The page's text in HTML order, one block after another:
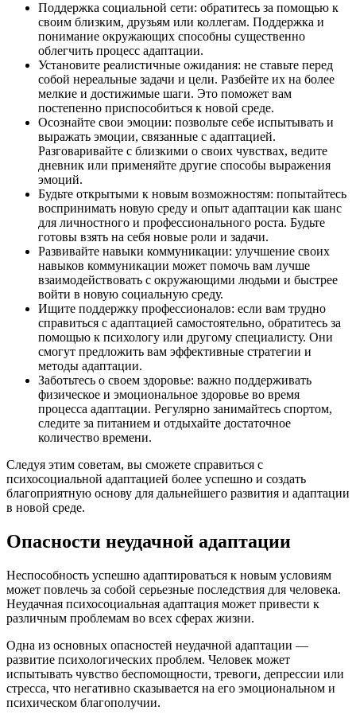
Поддержка социальной сети: обратитесь за помощью к
своим близким, друзьям или коллегам. Поддержка и
понимание окружающих способны существенно
облегчить процесс адаптации.
Установите реалистичные ожидания: не ставьте перед
собой нереальные задачи и цели. Разбейте их на более
мелкие и достижимые шаги. Это поможет вам
постепенно приспособиться к новой среде.
Осознайте свои эмоции: позвольте себе испытывать и
выражать эмоции, связанные с адаптацией.
Разговаривайте с близкими о своих чувствах, ведите
дневник или применяйте другие способы выражения
эмоций.
Будьте открытыми к новым возможностям: попытайтесь
воспринимать новую среду и опыт адаптации как шанс
для личностного и профессионального роста. Будьте
готовы взять на себя новые роли и задачи.
Развивайте навыки коммуникации: улучшение своих
навыков коммуникации может помочь вам лучше
взаимодействовать с окружающими людьми и быстрее
войти в новую социальную среду.
Ищите поддержку профессионалов: если вам трудно
справиться с адаптацией самостоятельно, обратитесь за
помощью к психологу или другому специалисту. Они
смогут предложить вам эффективные стратегии и
методы адаптации.
Заботьтесь о своем здоровье: важно поддерживать
физическое и эмоциональное здоровье во время
процесса адаптации. Регулярно занимайтесь спортом,
следите за питанием и отдыхайте достаточное
количество времени.
Следуя этим советам, вы сможете справиться с
психосоциальной адаптацией более успешно и создать
благоприятную основу для дальнейшего развития и адаптации
в новой среде.
Опасности неудачной адаптации
Неспособность успешно адаптироваться к новым условиям
может повлечь за собой серьезные последствия для человека.
Неудачная психосоциальная адаптация может привести к
различным проблемам во всех сферах жизни.
Одна из основных опасностей неудачной адаптации —
развитие психологических проблем. Человек может
испытывать чувство беспомощности, тревоги, депрессии или
стресса, что негативно сказывается на его эмоциональном и
психическом благополучии.